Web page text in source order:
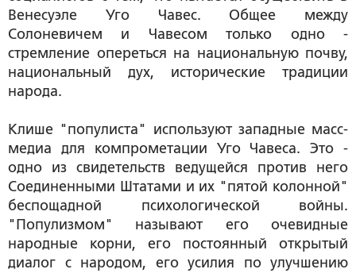
Венесуэле Уго Чавес. Общее между
Солоневичем и Чавесом только одно -
стремление опереться на национальную почву,
национальный дух, исторические традиции
народа.
Клише "популиста" используют западные масс-
медиа для компрометации Уго Чавеса. Это -
одно из свидетельств ведущейся против него
Соединенными Штатами и их "пятой колонной"
беспощадной психологической войны.
"Популизмом" называют его очевидные
народные корни, его постоянный открытый
диалог с народом, его усилия по улучшению